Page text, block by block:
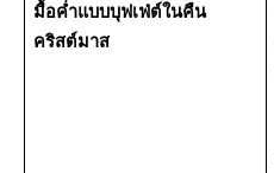
มื้อค่ำแบบบุฟเฟ่ต์ในคืน
คริสต์มาส